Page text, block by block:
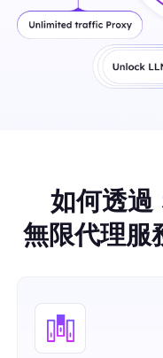
如何透
無限代理服